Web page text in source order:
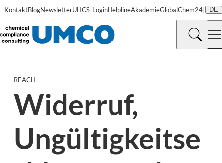
KontaktBlogNewsletterUHCS-LoginHelplineAkademieGlobalChem24| DE
REACH
Widerruf,
Ungültigkeitse